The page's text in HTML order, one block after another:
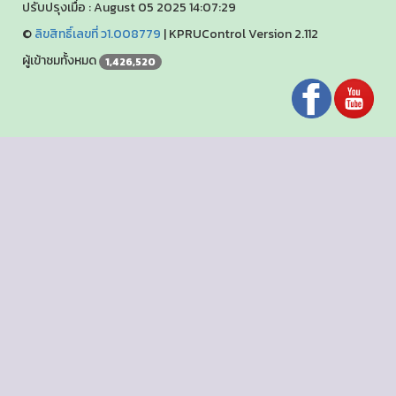
ปรับปรุงเมื่อ : August 05 2025 14:07:29
©ลิขสิทธิ์เลขที่ ว1.008779 |KPRUControl Version 2.112
ผู้เข้าชมทั้งหมด 1,426,520